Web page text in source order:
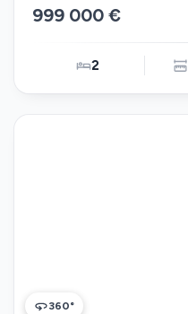
999 000 €
2
360°